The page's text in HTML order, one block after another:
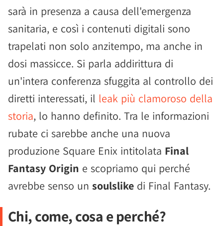
sarà in presenza a causa dell'emergenza
sanitaria, e così i contenuti digitali sono
trapelati non solo anzitempo, ma anche in
dosi massicce. Si parla addirittura di
un'intera conferenza sfuggita al controllo dei
diretti interessati, il leak più clamoroso della
storia, lo hanno definito. Tra le informazioni
rubate ci sarebbe anche una nuova
produzione Square Enix intitolata Final
Fantasy Origin e scopriamo qui perché
avrebbe senso un soulslike di Final Fantasy.
Chi, come, cosa e perché?